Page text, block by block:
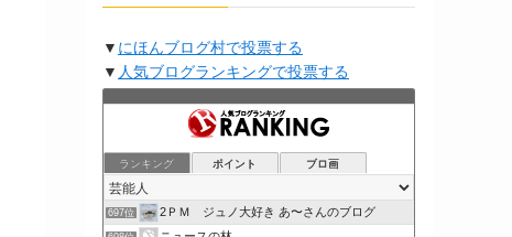
▼ にほんブログ村で投票する
▼ 人気ブログランキングで投票する
ランキング ポイント ブロ画
697位 2ＰＭ ジュノ大好き あ〜さんのブログ